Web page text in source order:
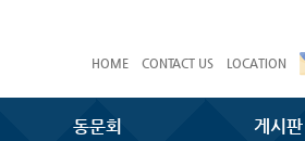
HOME CONTACT US LOCATION
동문회 게시판